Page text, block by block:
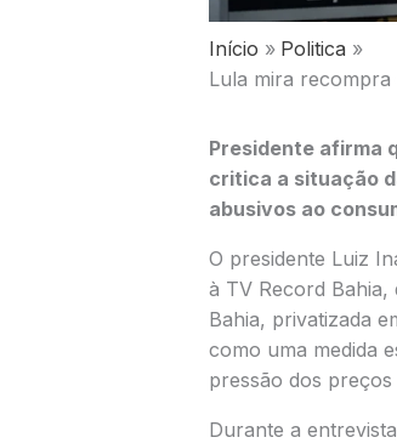
Início
Politica
Lula mira
Presidente afirma
critica a situação
abusivos ao
O presidente Luiz
à TV Record
Bahia, privatizada
como uma medida
pressão dos
Durante a